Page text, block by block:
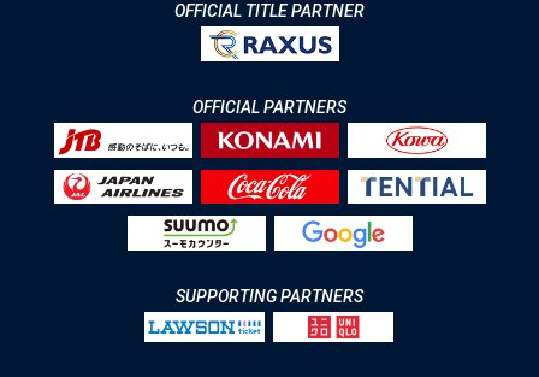
OFFICIAL TITLE PARTNER
OFFICIAL PARTNERS
SUPPORTING PARTNERS